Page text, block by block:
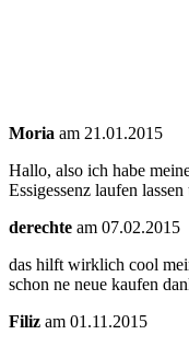
Moria am 21.01.2015
Hallo, also ich habe
Essigessenz laufen
derechte am 07.02.2015
das hilft wirklich cool
schon ne neue kaufen
Filiz am 01.11.2015